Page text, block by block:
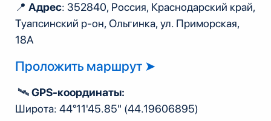
Скачать согласие родителей ➤
Скачать согласие на обучение ➤
НЕВОЗМОЖНО.
📍 Адрес: 352840, Россия, Краснодарский край,
Туапсинский р-он, Ольгинка, ул. Приморская,
18А
Проложить маршрут ➤
🛰️GPS-координаты:
Широта: 44°11'45.85" (44.19606895)